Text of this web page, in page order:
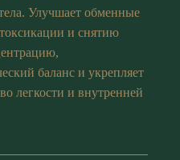
Улучшает обменные
и снятию
баланс и укрепляет
легкости и внутренней